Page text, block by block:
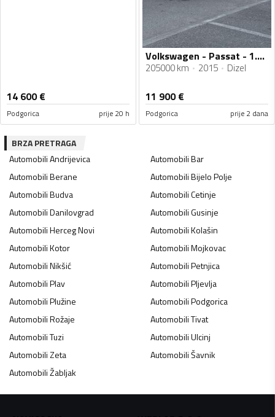
14 600€
Podgorica prije 20 h
Volkswagen - Passat - 1.6 tdi DSG
205000 km 2015 Dizel
11 900€
Podgorica prije 2 dana
BRZA PRETRAGA
AutomobiliAndrijevica AutomobiliBar
AutomobiliBerane AutomobiliBijelo Polje
AutomobiliBudva AutomobiliCetinje
AutomobiliDanilovgrad AutomobiliGusinje
AutomobiliHerceg Novi AutomobiliKolašin
AutomobiliKotor AutomobiliMojkovac
AutomobiliNikšić AutomobiliPetnjica
AutomobiliPlav AutomobiliPljevlja
AutomobiliPlužine AutomobiliPodgorica
AutomobiliRožaje AutomobiliTivat
AutomobiliTuzi AutomobiliUlcinj
AutomobiliZeta AutomobiliŠavnik
AutomobiliŽabljak